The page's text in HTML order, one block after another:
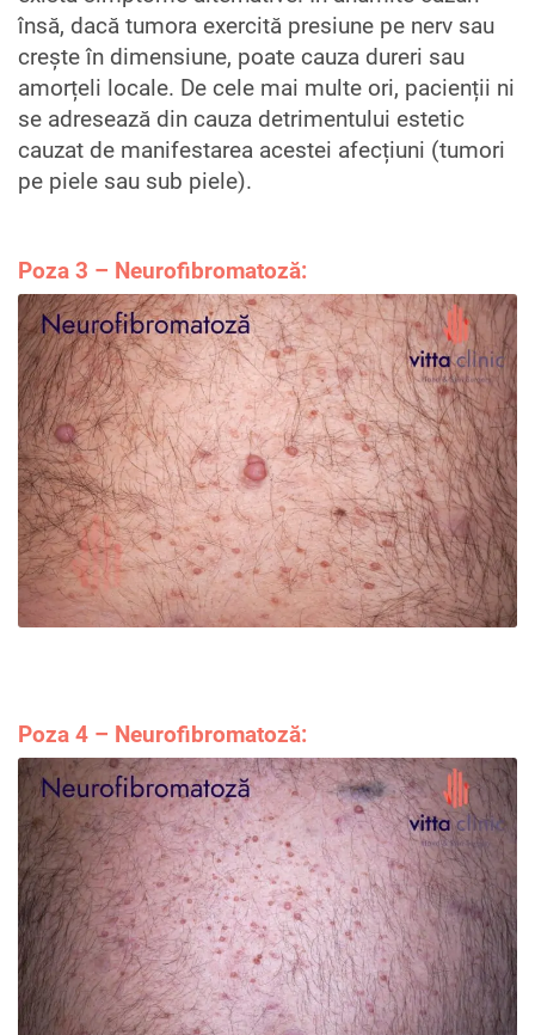
însă, dacă tumora exercită presiune pe nerv sau
crește în dimensiune, poate cauza dureri sau
amorțeli locale. De cele mai multe ori, pacienții ni
se adresează din cauza detrimentului estetic
cauzat de manifestarea acestei afecțiuni (tumori
pe piele sau sub piele).
Poza 3 – Neurofibromatoză:
Poza 4 – Neurofibromatoză: